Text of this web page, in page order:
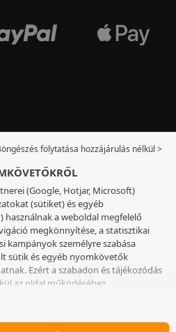
folytatása hozzájárulás nélkül >
(Google, Hotjar, Microsoft)
(sütiket) és egyéb
a weboldal megfelelő
megkönnyítése, a statisztikai
kampányok személyre szabása
sütik és egyéb nyomkövetők
Ezért a szabadon és tájékozódás
az oldal működéséhez
Ön által választott beállításokat 6
bármikor visszavonhatja aSütik